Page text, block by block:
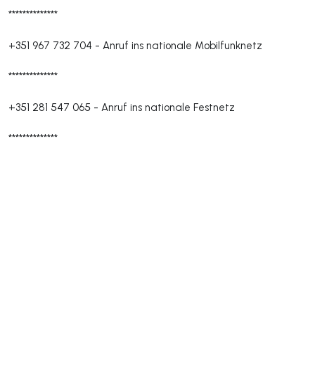
**************
+351 967 732 704 - Anruf ins nationale Mobilfunknetz
**************
+351 281 547 065 - Anruf ins nationale Festnetz
**************